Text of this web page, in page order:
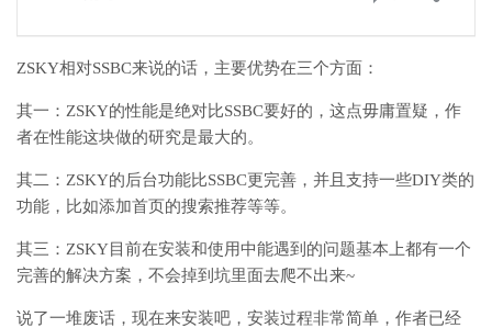
ZSKY相对SSBC来说的话，主要优势在三个方面：
其一：ZSKY的性能是绝对比SSBC要好的，这点毋庸置疑，作
者在性能这块做的研究是最大的。
其二：ZSKY的后台功能比SSBC更完善，并且支持一些DIY类的
功能，比如添加首页的搜索推荐等等。
其三：ZSKY目前在安装和使用中能遇到的问题基本上都有一个
完善的解决方案，不会掉到坑里面去爬不出来~
说了一堆废话，现在来安装吧，安装过程非常简单，作者已经